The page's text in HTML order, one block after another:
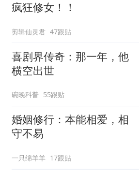
疯狂修女！！
剪辑仙灵君 47跟贴
喜剧界传奇：那一年，他
横空出世
碗晚科普 55跟贴
婚姻修行：本能相爱，相
守不易
一只绵羊羊 17跟贴